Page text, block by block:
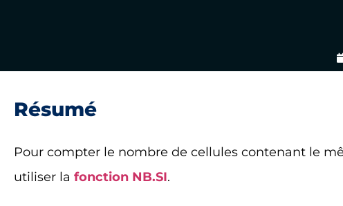
Résumé
Pour compter le nombre de cellules contenant le
utiliser la fonction NB.SI.